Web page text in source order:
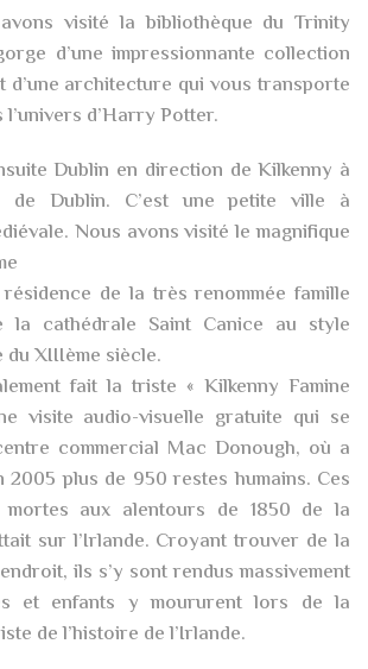
visité la bibliothèque du Trinity
d’une impressionnante collection
d’une architecture qui vous transporte
d’Harry Potter.
Dublin en direction de Kilkenny à
de Dublin. C’est une petite ville à
Nous avons visité le magnifique
de la très renommée famille
la cathédrale Saint Canice au style
XIIIème siècle.
fait la triste « Kilkenny Famine
visite audio-visuelle gratuite qui se
commercial Mac Donough, où a
2005 plus de 950 restes humains. Ces
aux alentours de 1850 de la
sur l’Irlande. Croyant trouver de la
ils s’y sont rendus massivement
et enfants y moururent lors de la
de l’histoire de l’Irlande.